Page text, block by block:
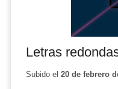
Letras
Subido el 20 de febrero